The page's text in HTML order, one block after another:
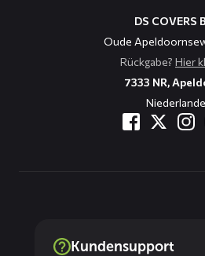
DS COVERS
Oude
Rückgabe? Hier
7333 NR,
Niederlande
Kundensupport